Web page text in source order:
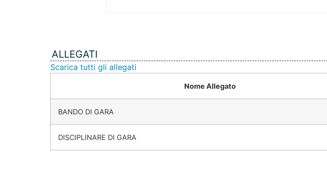
ALLEGATI
Scarica tutti gli allegati
Nome Allegato
BANDO DI GARA
DISCIPLINARE DI GARA